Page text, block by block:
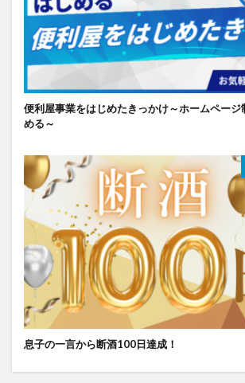
便利屋事業をはじめたきっかけ～ホームページ
める～
息子の一言から断酒100日達成！